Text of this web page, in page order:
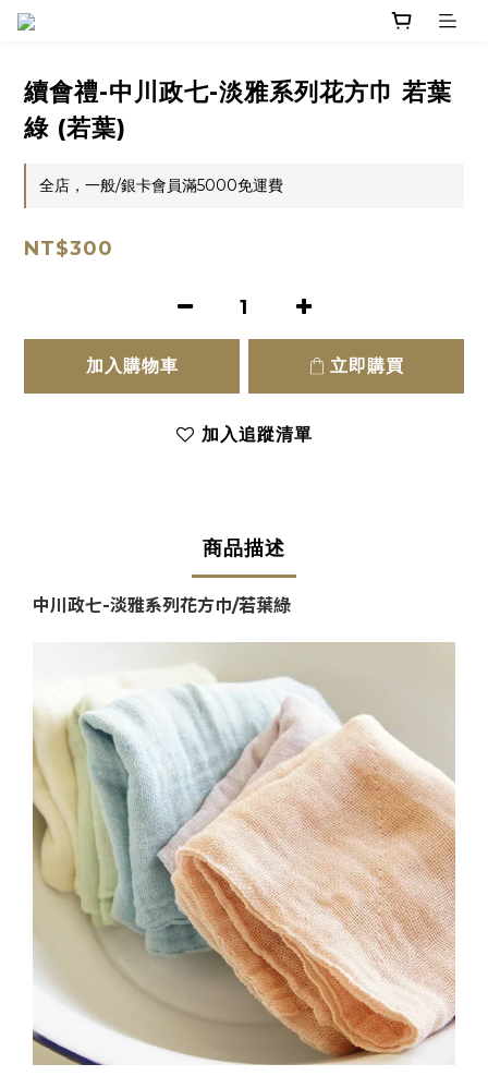
續會禮-中川政七-淡雅系列花方巾 若葉
綠 (若葉)
全店，一般/銀卡會員滿5000免運費
NT$300
加入購物車 立即購買
加入追蹤清單
商品描述
中川政七-淡雅系列花方巾/若葉綠